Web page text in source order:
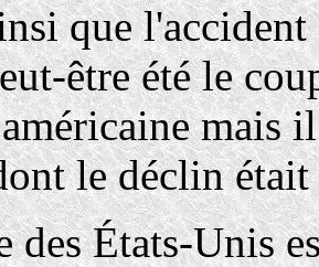
que
être été le
mais
le déclin était
des États-Unis